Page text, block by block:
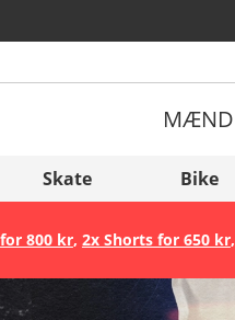
Slovenija
België (Nederlands)
Belgique (Français)
MÆND
Skate Bike
800 kr, 2x Shorts for 650 kr,